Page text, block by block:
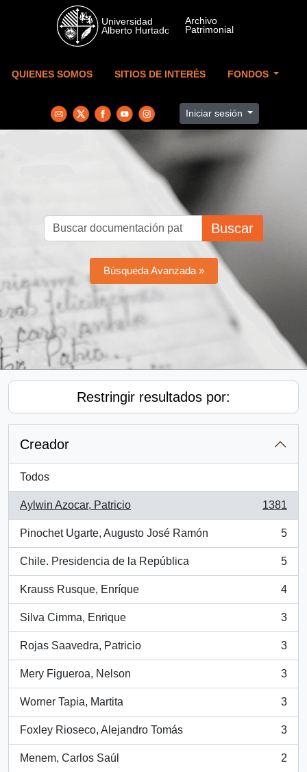
Skip to main content
QUIENES SOMOS SITIOS DE INTERÉS FONDOS
Iniciar sesión
Buscar
Búsqueda Avanzada »
Restringir resultados por:
Creador
Todos
Aylwin Azocar, Patricio
, 1381 resultados
1381
Pinochet Ugarte, Augusto José Ramón
, 5 resultados
5
Chile. Presidencia de la República
, 5 resultados
5
Krauss Rusque, Enríque
, 4 resultados
4
Silva Cimma, Enrique
, 3 resultados
3
Rojas Saavedra, Patricio
, 3 resultados
3
Mery Figueroa, Nelson
, 3 resultados
3
Worner Tapia, Martita
, 3 resultados
3
Foxley Rioseco, Alejandro Tomás
, 3 resultados
3
Menem, Carlos Saúl
, 2 resultados
2